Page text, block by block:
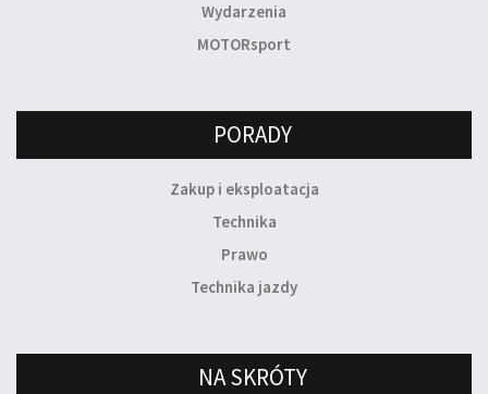
Wydarzenia
MOTORsport
PORADY
Zakup i eksploatacja
Technika
Prawo
Technika jazdy
NA SKRÓTY